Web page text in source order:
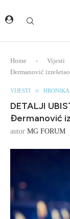
Home - Vijesti
Đermanović
VIJESTI HRONIKA
DETALJI
Đermanović
autor MG FORUM